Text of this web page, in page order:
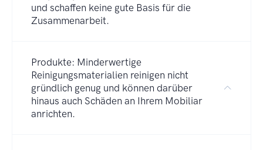
und schaffen keine gute Basis für die
Zusammenarbeit.
Produkte: Minderwertige
Reinigungsmaterialien reinigen nicht
gründlich genug und können darüber
hinaus auch Schäden an Ihrem Mobiliar
anrichten.